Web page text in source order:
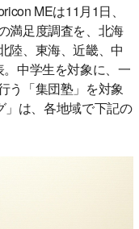
MEは11月1日、
満足度調査を、北海
陸、東海、近畿、中
中学生を対象に、一
う「集団塾」を対象
」は、各地域で下記の